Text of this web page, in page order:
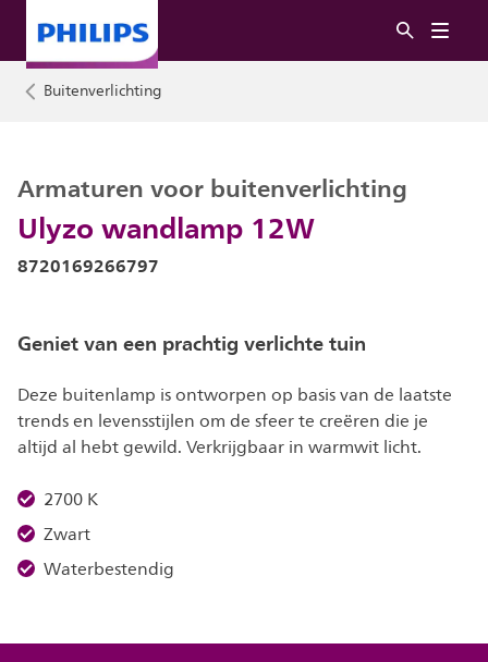
Buitenverlichting
Ulyzo wandlamp 12W
Armaturen voor buitenverlichting
8720169266797
Geniet van een prachtig verlichte tuin
Deze buitenlamp is ontworpen op basis van de laatste
trends en levensstijlen om de sfeer te creëren die je
altijd al hebt gewild. Verkrijgbaar in warmwit licht.
2700 K
Zwart
Waterbestendig